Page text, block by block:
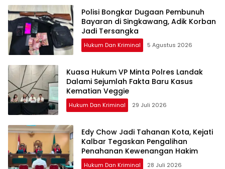
Polisi Bongkar Dugaan Pembunuh
Bayaran di Singkawang, Adik Korban
Jadi Tersangka
Hukum Dan Kriminal 5 Agustus 2026
Kuasa Hukum VP Minta Polres Landak
Dalami Sejumlah Fakta Baru Kasus
Kematian Veggie
Hukum Dan Kriminal 29 Juli 2026
Edy Chow Jadi Tahanan Kota, Kejati
Kalbar Tegaskan Pengalihan
Penahanan Kewenangan Hakim
Hukum Dan Kriminal 28 Juli 2026